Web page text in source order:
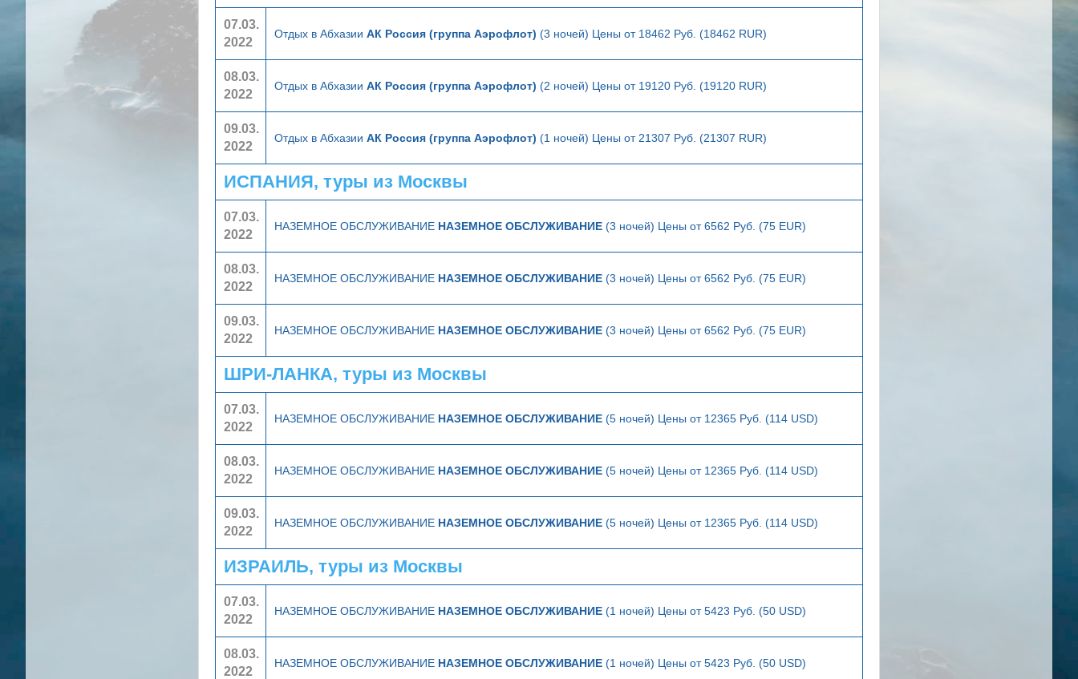
07.03.
2022
Отдых в Абхазии АК Россия (группа Аэрофлот) (3 ночей) Цены от 18462 Руб. (18462 RUR)
08.03.
2022
Отдых в Абхазии АК Россия (группа Аэрофлот) (2 ночей) Цены от 19120 Руб. (19120 RUR)
09.03.
2022
Отдых в Абхазии АК Россия (группа Аэрофлот) (1 ночей) Цены от 21307 Руб. (21307 RUR)
ИСПАНИЯ, туры из Москвы
07.03.
2022
НАЗЕМНОЕ ОБСЛУЖИВАНИЕ НАЗЕМНОЕ ОБСЛУЖИВАНИЕ (3 ночей) Цены от 6562 Руб. (75 EUR)
08.03.
2022
НАЗЕМНОЕ ОБСЛУЖИВАНИЕ НАЗЕМНОЕ ОБСЛУЖИВАНИЕ (3 ночей) Цены от 6562 Руб. (75 EUR)
09.03.
2022
НАЗЕМНОЕ ОБСЛУЖИВАНИЕ НАЗЕМНОЕ ОБСЛУЖИВАНИЕ (3 ночей) Цены от 6562 Руб. (75 EUR)
ШРИ-ЛАНКА, туры из Москвы
07.03.
2022
НАЗЕМНОЕ ОБСЛУЖИВАНИЕ НАЗЕМНОЕ ОБСЛУЖИВАНИЕ (5 ночей) Цены от 12365 Руб. (114 USD)
08.03.
2022
НАЗЕМНОЕ ОБСЛУЖИВАНИЕ НАЗЕМНОЕ ОБСЛУЖИВАНИЕ (5 ночей) Цены от 12365 Руб. (114 USD)
09.03.
2022
НАЗЕМНОЕ ОБСЛУЖИВАНИЕ НАЗЕМНОЕ ОБСЛУЖИВАНИЕ (5 ночей) Цены от 12365 Руб. (114 USD)
ИЗРАИЛЬ, туры из Москвы
07.03.
2022
НАЗЕМНОЕ ОБСЛУЖИВАНИЕ НАЗЕМНОЕ ОБСЛУЖИВАНИЕ (1 ночей) Цены от 5423 Руб. (50 USD)
08.03.
2022
НАЗЕМНОЕ ОБСЛУЖИВАНИЕ НАЗЕМНОЕ ОБСЛУЖИВАНИЕ (1 ночей) Цены от 5423 Руб. (50 USD)